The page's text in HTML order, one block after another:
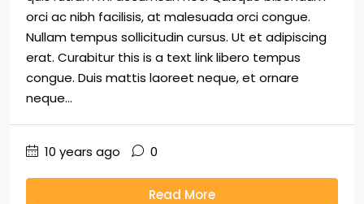
orci ac nibh facilisis, at malesuada orci congue.
Nullam tempus sollicitudin cursus. Ut et adipiscing
erat. Curabitur this is a text link libero tempus
congue. Duis mattis laoreet neque, et ornare
neque...
10 years ago 0
Read More